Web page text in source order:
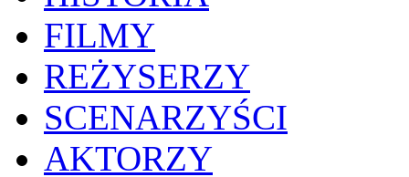
FILMY
REŻYSERZY
SCENARZYŚCI
AKTORZY